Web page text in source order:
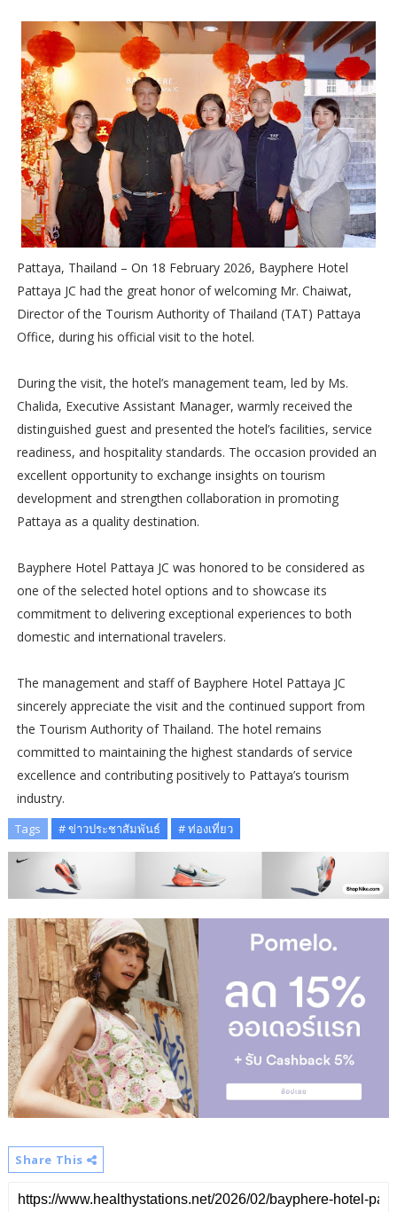
Pattaya, Thailand – On 18 February 2026, Bayphere Hotel
Pattaya JC had the great honor of welcoming Mr. Chaiwat,
Director of the Tourism Authority of Thailand (TAT) Pattaya
Office, during his official visit to the hotel.
During the visit, the hotel’s management team, led by Ms.
Chalida, Executive Assistant Manager, warmly received the
distinguished guest and presented the hotel’s facilities, service
readiness, and hospitality standards. The occasion provided an
excellent opportunity to exchange insights on tourism
development and strengthen collaboration in promoting
Pattaya as a quality destination.
Bayphere Hotel Pattaya JC was honored to be considered as
one of the selected hotel options and to showcase its
commitment to delivering exceptional experiences to both
domestic and international travelers.
The management and staff of Bayphere Hotel Pattaya JC
sincerely appreciate the visit and the continued support from
the Tourism Authority of Thailand. The hotel remains
committed to maintaining the highest standards of service
excellence and contributing positively to Pattaya’s tourism
industry.
Tags # ข่าวประชาสัมพันธ์ # ท่องเที่ยว
Share This